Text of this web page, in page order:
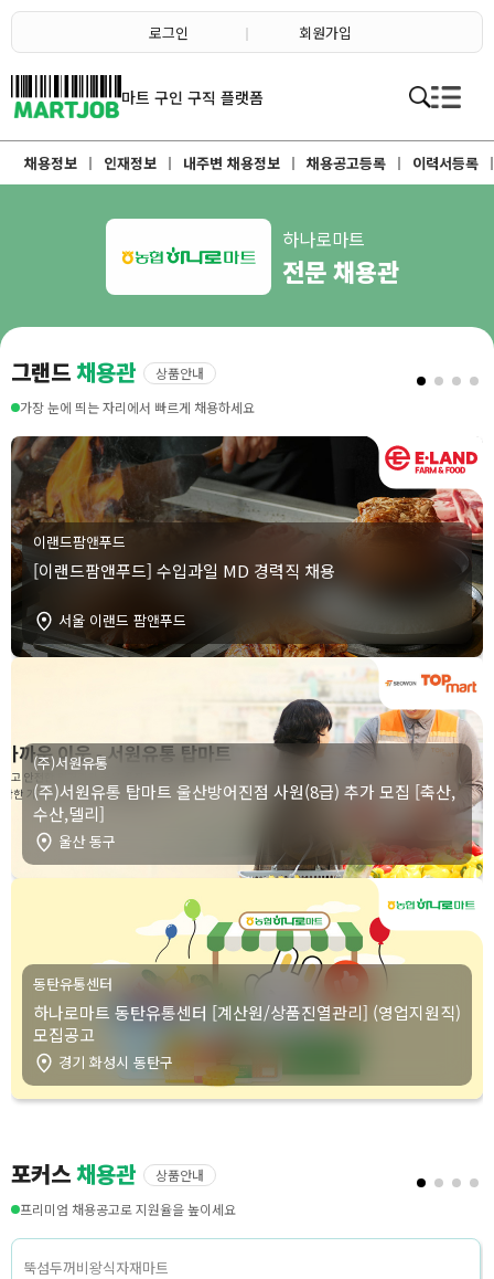
채용정보
인재정보
이벤트·세일정보
SNS홍보관
유통매장전용 임대·매매정보
마트직평균월급
식자재가격정보
점장채용정보
계산원/캐셔채용정보
매장관리직원채용정보
농산/야채청과직원채용정보
수산직원채용정보
배달/배송직원채용정보
로그인 회원가입
마트 구인 구직 플랫폼
채용정보 인재정보 내주변 채용정보 채용공고등록 이력서등록
하나로마트
전문 채용관
그랜드채용관
상품안내
가장 눈에 띄는 자리에서 빠르게 채용하세요
이랜드팜앤푸드
[이랜드팜앤푸드] 수입과일 MD 경력직 채용
서울 이랜드 팜앤푸드
(주)서원유통
(주)서원유통 탑마트 울산방어진점 사원(8급) 추가 모집 [축산,
수산,델리]
울산 동구
동탄유통센터
하나로마트 동탄유통센터 [계산원/상품진열관리] (영업지원직)
모집공고
경기 화성시 동탄구
포커스채용관
상품안내
프리미엄 채용공고로 지원율을 높이세요
뚝섬두꺼비왕식자재마트